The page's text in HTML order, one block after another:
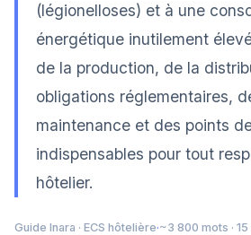
(légionelloses) et à une
énergétique inutilement
de la production, de la
obligations réglementaires,
maintenance et des points
indispensables pour tout
hôtelier.
Guide Inara · ECS hôtelière·~3 800 mots · 15